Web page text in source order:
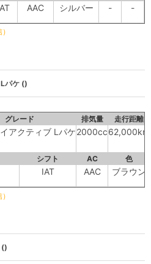
AAC シルバー - -
パケ ()
グレード 排気量 走行距離
アクティブ Lパケ2000cc62,000km
シフト AC 色
IAT AAC ブラウン
()